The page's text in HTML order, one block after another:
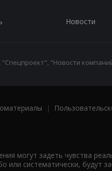
Новости
"Новости
|
могут задеть чувства
систематически, будут